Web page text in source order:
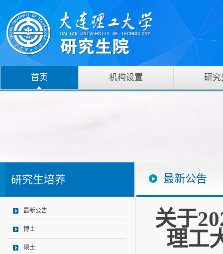
首页 机构设置 研究
研究生培养
最新公告
博士
硕士
最新公告
关于
理工